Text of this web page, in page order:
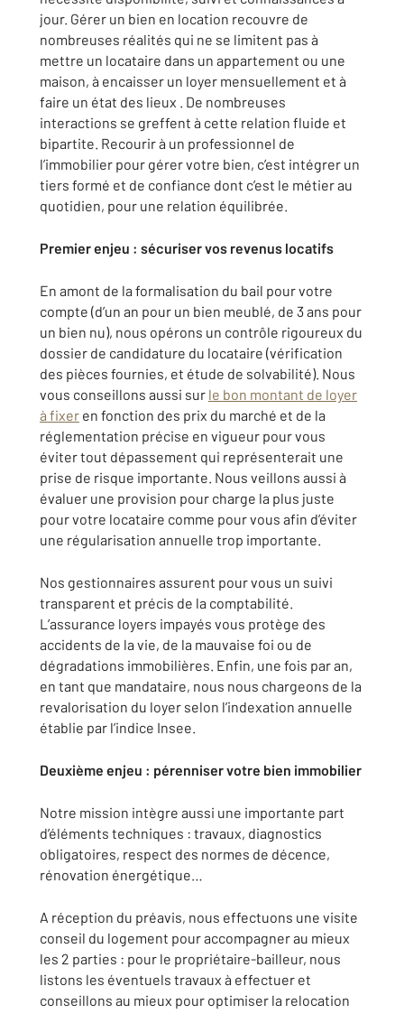
jour. Gérer un bien en location recouvre de
nombreuses réalités qui ne se limitent pas à
mettre un locataire dans un appartement ou une
maison, à encaisser un loyer mensuellement et à
faire un état des lieux . De nombreuses
interactions se greffent à cette relation fluide et
bipartite. Recourir à un professionnel de
l’immobilier pour gérer votre bien, c’est intégrer un
tiers formé et de confiance dont c’est le métier au
quotidien, pour une relation équilibrée.
Premier enjeu : sécuriser vos revenus locatifs
En amont de la formalisation du bail pour votre
compte (d’un an pour un bien meublé, de 3 ans pour
un bien nu), nous opérons un contrôle rigoureux du
dossier de candidature du locataire (vérification
des pièces fournies, et étude de solvabilité). Nous
vous conseillons aussi sur le bon montant de loyer
à fixer en fonction des prix du marché et de la
réglementation précise en vigueur pour vous
éviter tout dépassement qui représenterait une
prise de risque importante. Nous veillons aussi à
évaluer une provision pour charge la plus juste
pour votre locataire comme pour vous afin d’éviter
une régularisation annuelle trop importante.
Nos gestionnaires assurent pour vous un suivi
transparent et précis de la comptabilité.
L’assurance loyers impayés vous protège des
accidents de la vie, de la mauvaise foi ou de
dégradations immobilières. Enfin, une fois par an,
en tant que mandataire, nous nous chargeons de la
revalorisation du loyer selon l’indexation annuelle
établie par l’indice Insee.
Deuxième enjeu : pérenniser votre bien immobilier
Notre mission intègre aussi une importante part
d’éléments techniques : travaux, diagnostics
obligatoires, respect des normes de décence,
rénovation énergétique…
A réception du préavis, nous effectuons une visite
conseil du logement pour accompagner au mieux
les 2 parties : pour le propriétaire-bailleur, nous
listons les éventuels travaux à effectuer et
conseillons au mieux pour optimiser la relocation